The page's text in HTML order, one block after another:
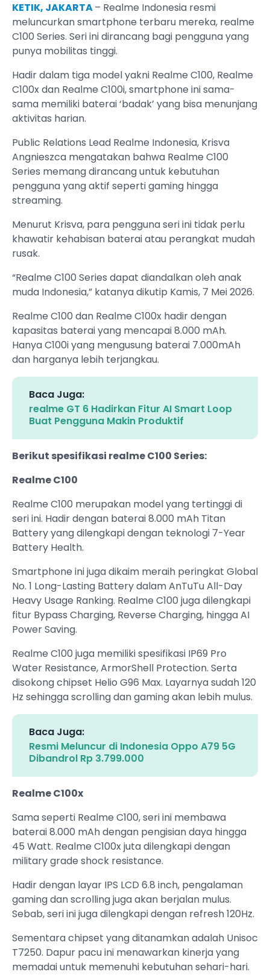
KETIK, JAKARTA– Realme Indonesia resmi
meluncurkan smartphone terbaru mereka, realme
C100 Series. Seri ini dirancang bagi pengguna yang
punya mobilitas tinggi.
Hadir dalam tiga model yakni Realme C100, Realme
C100x dan Realme C100i, smartphone ini sama-
sama memiliki baterai ‘badak’ yang bisa menunjang
aktivitas harian.
Public Relations Lead Realme Indonesia, Krisva
Angnieszca mengatakan bahwa Realme C100
Series memang dirancang untuk kebutuhan
pengguna yang aktif seperti gaming hingga
streaming.
Menurut Krisva, para pengguna seri ini tidak perlu
khawatir kehabisan baterai atau perangkat mudah
rusak.
“Realme C100 Series dapat diandalkan oleh anak
muda Indonesia,” katanya dikutip Kamis, 7 Mei 2026.
Realme C100 dan Realme C100x hadir dengan
kapasitas baterai yang mencapai 8.000 mAh.
Hanya C100i yang mengusung baterai 7.000mAh
dan harganya lebih terjangkau.
Baca Juga:
realme GT 6 Hadirkan Fitur AI Smart Loop
Buat Pengguna Makin Produktif
Berikut spesifikasi realme C100 Series:
Realme C100
Realme C100 merupakan model yang tertinggi di
seri ini. Hadir dengan baterai 8.000 mAh Titan
Battery yang dilengkapi dengan teknologi 7-Year
Battery Health.
Smartphone ini juga dikaim meraih peringkat Global
No. 1 Long-Lasting Battery dalam AnTuTu All-Day
Heavy Usage Ranking. Realme C100 juga dilengkapi
fitur Bypass Charging, Reverse Charging, hingga AI
Power Saving.
Realme C100 juga memiliki spesifikasi IP69 Pro
Water Resistance, ArmorShell Protection. Serta
disokong chipset Helio G96 Max. Layarnya sudah 120
Hz sehingga scrolling dan gaming akan lebih mulus.
Baca Juga:
Resmi Meluncur di Indonesia Oppo A79 5G
Dibandrol Rp 3.799.000
Realme C100x
Sama seperti Realme C100, seri ini membawa
baterai 8.000 mAh dengan pengisian daya hingga
45 Watt. Realme C100x juta dilengkapi dengan
military grade shock resistance.
Hadir dengan layar IPS LCD 6.8 inch, pengalaman
gaming dan scrolling juga akan berjalan mulus.
Sebab, seri ini juga dilengkapi dengan refresh 120Hz.
Sementara chipset yang ditanamkan adalah Unisoc
T7250. Dapur pacu ini menawarkan kinerja yang
memadai untuk memenuhi kebutuhan sehari-hari.